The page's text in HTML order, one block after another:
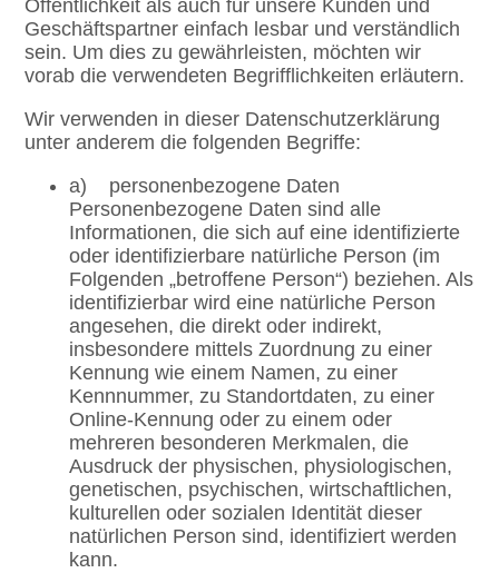
Öffentlichkeit als auch für unsere Kunden und
Geschäftspartner einfach lesbar und verständlich
sein. Um dies zu gewährleisten, möchten wir
vorab die verwendeten Begrifflichkeiten erläutern.
Wir verwenden in dieser Datenschutzerklärung
unter anderem die folgenden Begriffe:
a) personenbezogene Daten
Personenbezogene Daten sind alle
Informationen, die sich auf eine identifizierte
oder identifizierbare natürliche Person (im
Folgenden „betroffene Person“) beziehen. Als
identifizierbar wird eine natürliche Person
angesehen, die direkt oder indirekt,
insbesondere mittels Zuordnung zu einer
Kennung wie einem Namen, zu einer
Kennnummer, zu Standortdaten, zu einer
Online-Kennung oder zu einem oder
mehreren besonderen Merkmalen, die
Ausdruck der physischen, physiologischen,
genetischen, psychischen, wirtschaftlichen,
kulturellen oder sozialen Identität dieser
natürlichen Person sind, identifiziert werden
kann.